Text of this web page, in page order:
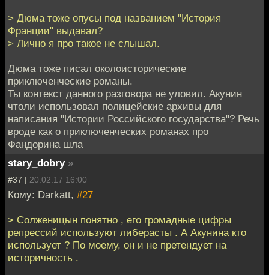
> Дюма тоже опусы под названием "История
Франции" выдавал?
> Лично я про такое не слышал.
Дюма тоже писал околоисторические
приключенческие романы.
Ты контекст данного разговора не уловил. Акунин
чтоли использовал полицейские архивы для
написания "Истории Российского государства"? Речь
вроде как о приключенческих романах про
Фандорина шла
stary_dobry »
#37 | 20.02.17 16:00
Кому: Darkatt, #27
> Солженицын понятно , его громадные цифры
репрессий используют либерасты . А Акунина кто
использует ? По моему, он и не претендует на
историчность .